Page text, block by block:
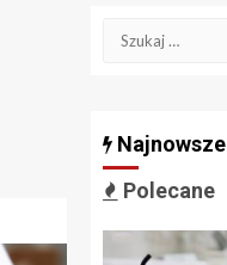
Szukaj:
Najnowsze
Polecane